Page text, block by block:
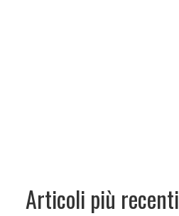
Articoli più recenti